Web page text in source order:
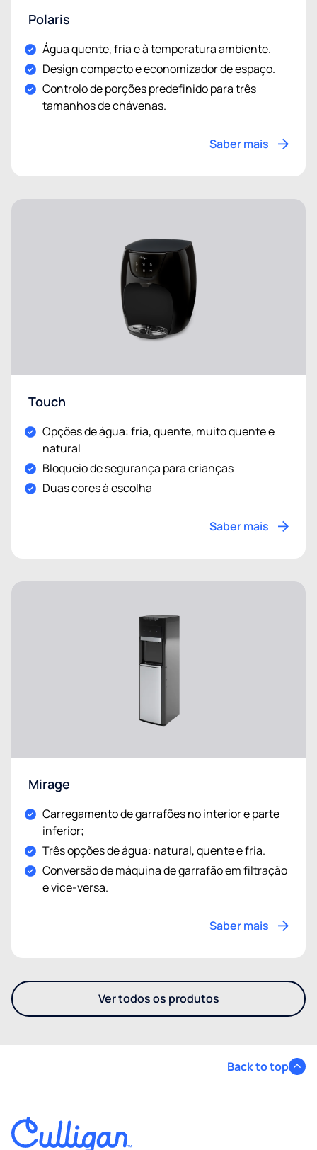
Polaris
Água quente, fria e à temperatura ambiente.
Design compacto e economizador de espaço.
Controlo de porções predefinido para três
tamanhos de chávenas.
Saber mais
Touch
Opções de água: fria, quente, muito quente e
natural
Bloqueio de segurança para crianças
Duas cores à escolha
Saber mais
Mirage
Carregamento de garrafões no interior e parte
inferior;
Três opções de água: natural, quente e fria.
Conversão de máquina de garrafão em filtração
e vice-versa.
Saber mais
Ver todos os produtos
- Também pode estar
Back to top